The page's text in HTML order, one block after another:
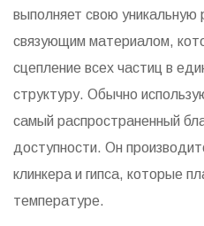
выполняет свою уникальную
связующим материалом,
сцепление всех частиц в
структуру. Обычно
самый распространенный
доступности. Он
клинкера и гипса, которые
температуре.